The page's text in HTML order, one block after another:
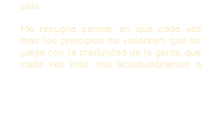
pillo.
Me repugna pensar en que cada vez
más los principios se violentan, que se
juega con la credulidad de la gente, que
cada vez más nos acostumbramos a